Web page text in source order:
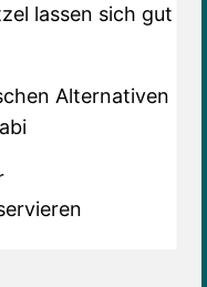
lassen sich gut
Alternativen